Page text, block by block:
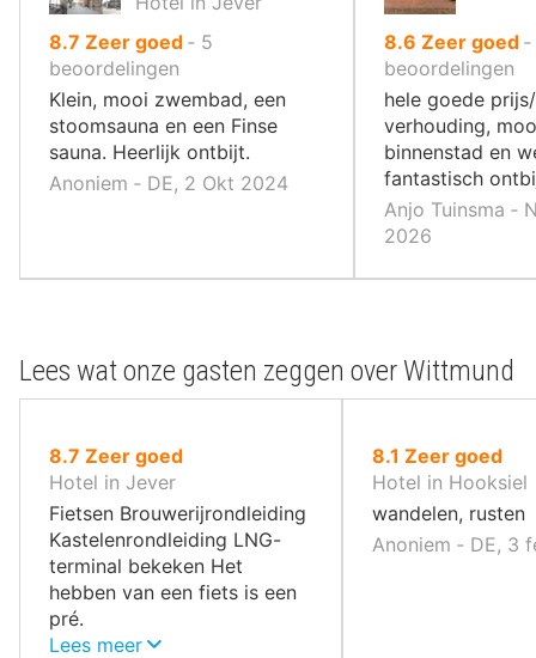
8.7 uit
10
,
Zeer goed ‐ 5
beoordelingen
Klein, mooi zwembad, een
stoomsauna en een Finse
sauna. Heerlijk ontbijt.
Anoniem ‐ DE, 2 Okt 2024
8.6 uit
10
,
Zeer goed ‐
beoordelingen
hele goede
verhouding,
binnenstad en
fantastisch
Anjo Tuinsma ‐
2026
Lees wat onze gasten zeggen over Wittmund
8.7 uit
10
,
Zeer goed
Hotel in Jever
Fietsen Brouwerijrondleiding
Kastelenrondleiding LNG-
terminal bekeken Het
hebben van een fiets is een
pré.
Lees meer
8.1 uit
10
,
Zeer goed
Hotel in Hooksiel
wandelen, rusten
Anoniem ‐ DE, 3